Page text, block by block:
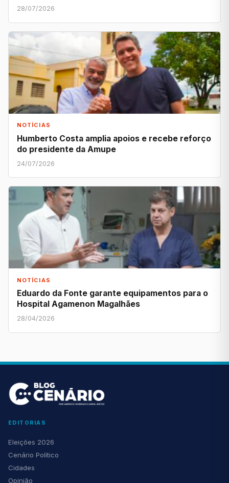
28/07/2026
NOTÍCIAS
Humberto Costa amplia apoios e recebe reforço
do presidente da Amupe
24/07/2026
NOTÍCIAS
Eduardo da Fonte garante equipamentos para o
Hospital Agamenon Magalhães
28/04/2026
EDITORIAS
Eleições 2026
Cenário Político
Cidades
Opinião